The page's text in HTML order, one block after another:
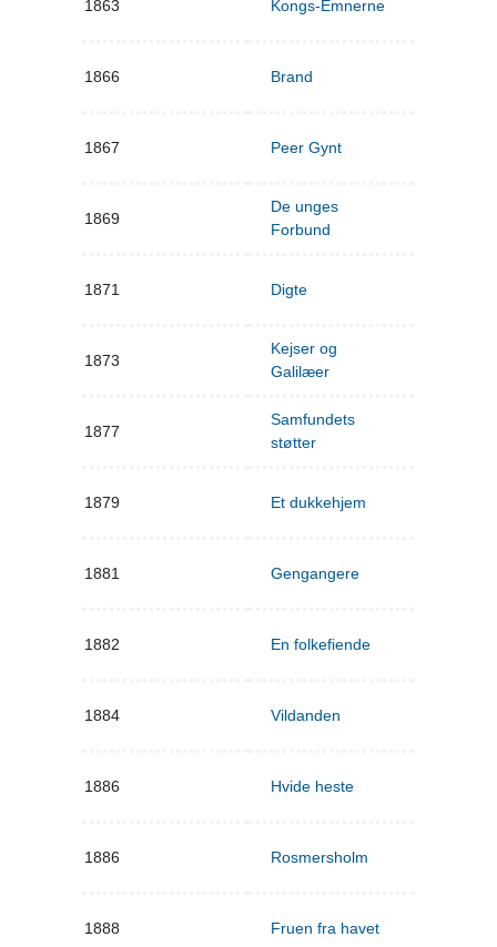
1863 Kongs-Emnerne
1866 Brand
1867 Peer Gynt
1869
De unges
Forbund
1871 Digte
1873
Kejser og
Galilæer
1877
Samfundets
støtter
1879 Et dukkehjem
1881 Gengangere
1882 En folkefiende
1884 Vildanden
1886 Hvide heste
1886 Rosmersholm
1888 Fruen fra havet